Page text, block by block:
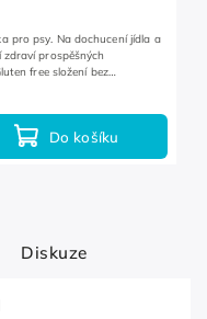
Do košíku
pro psy. Na dochucení jídla a
zdraví prospěšných
free složení bez
Diskuze